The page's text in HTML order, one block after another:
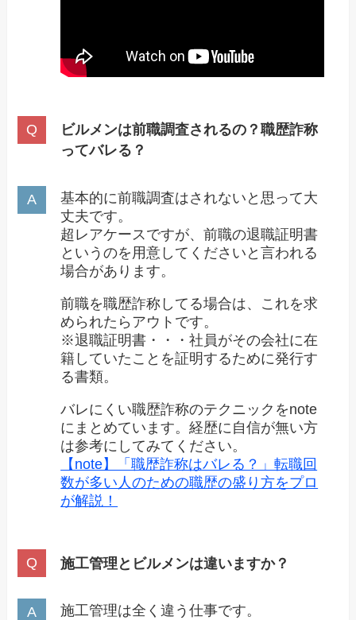
ビルメンは前職調査されるの？職歴詐称
ってバレる？
基本的に前職調査はされないと思って大
丈夫です。
超レアケースですが、前職の退職証明書
というのを用意してくださいと言われる
場合があります。
前職を職歴詐称してる場合は、これを求
められたらアウトです。
※退職証明書・・・社員がその会社に在
籍していたことを証明するために発行す
る書類。
バレにくい職歴詐称のテクニックをnote
にまとめています。経歴に自信が無い方
は参考にしてみてください。
【note】「職歴詐称はバレる？」転職回
数が多い人のための職歴の盛り方をプロ
が解説！
施工管理とビルメンは違いますか？
施工管理は全く違う仕事です。